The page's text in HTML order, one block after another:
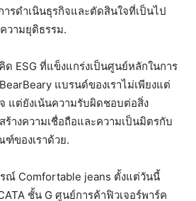
ารดำเนินธุรกิจและตัดสินใจที่เป็นไป
วามยุติธรรม.
ESG ที่แข็งแกร่งเป็นศูนย์หลักในการ
แบรนด์ของเราไม่เพียงแต่
แต่ยังเน้นความรับผิดชอบต่อสิ่ง
างความเชื่อถือและความเป็นมิตรกับ
ของเราด้วย.
ณ์ Comfortable jeans ตั้งแต่วันนี้
ชั้น G ศูนย์การค้าฟิวเจอร์พาร์ค